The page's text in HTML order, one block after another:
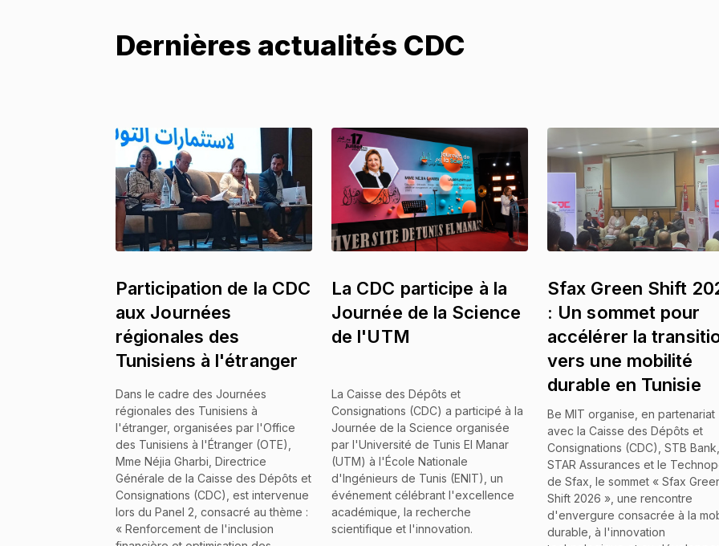
Dernières actualités CDC
Participation de la CDC
aux Journées
régionales des
Tunisiens à l'étranger
Dans le cadre des Journées
régionales des Tunisiens à
l'étranger, organisées par l'Office
des Tunisiens à l'Étranger (OTE),
Mme Néjia Gharbi, Directrice
Générale de la Caisse des Dépôts et
Consignations (CDC), est intervenue
lors du Panel 2, consacré au thème :
« Renforcement de l'inclusion
La CDC participe à la
Journée de la Science
de l'UTM
La Caisse des Dépôts et
Consignations (CDC) a participé à la
Journée de la Science organisée
par l'Université de Tunis El Manar
(UTM) à l'École Nationale
d'Ingénieurs de Tunis (ENIT), un
événement célébrant l'excellence
académique, la recherche
scientifique et l'innovation.
Sfax Green Shift
: Un sommet pour
accélérer la
vers une mobilité
durable en Tunisie
Be MIT organise, en partenariat
avec la Caisse des Dépôts et
Consignations (CDC), STB Bank,
STAR Assurances et le
de Sfax, le sommet « Sfax
Shift 2026 », une rencontre
d'envergure consacrée à la
durable, à l'innovation